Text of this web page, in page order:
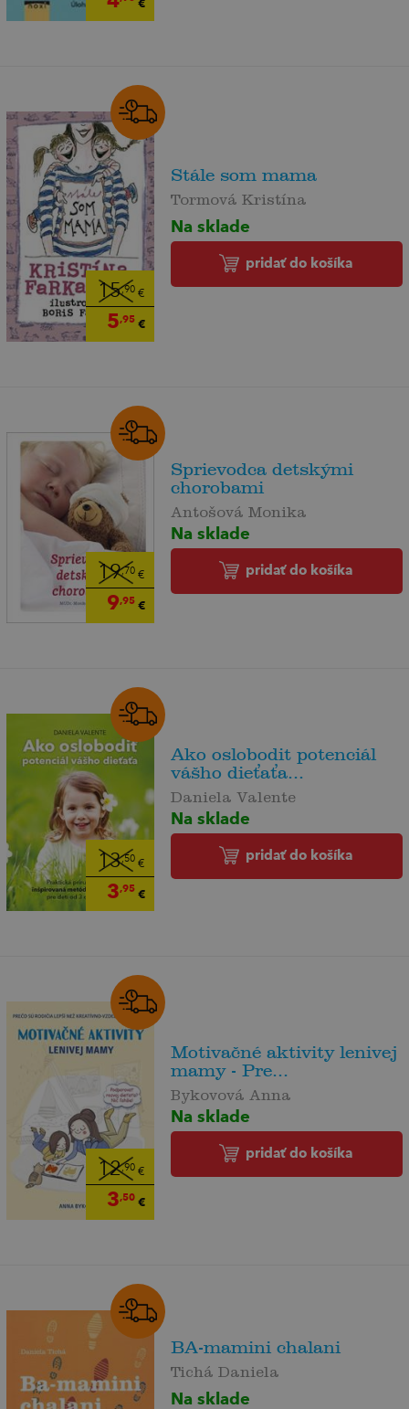
15,90€
5,95€
Stále som mama
Tormová Kristína
Na sklade
pridať do košíka
19,70€
9,95€
Sprievodca detskými
chorobami
Antošová Monika
Na sklade
pridať do košíka
13,50€
3,95€
Ako oslobodit potenciál
vášho dieťaťa...
Daniela Valente
Na sklade
pridať do košíka
12,90€
3,50€
Motivačné aktivity lenivej
mamy - Pre...
Bykovová Anna
Na sklade
pridať do košíka
BA-mamini chalani
Tichá Daniela
Na sklade